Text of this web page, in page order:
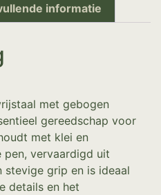
informatie
met gebogen
gereedschap voor
met klei en
pen, vervaardigd uit
grip en is ideaal
details en het